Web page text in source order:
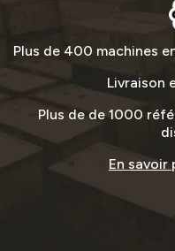
Plus de 400 machines
Livraison
Plus de de 1000
En savoir